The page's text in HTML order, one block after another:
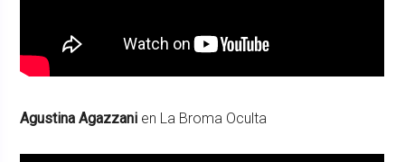
Agustina Agazzani en La Broma Oculta